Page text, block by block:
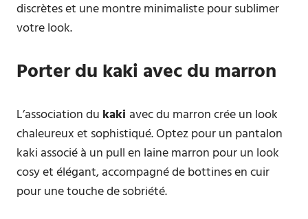
discrètes et une montre minimaliste pour sublimer
votre look.
Porter du kaki avec du marron
L’association du kaki avec du marron crée un look
chaleureux et sophistiqué. Optez pour un pantalon
kaki associé à un pull en laine marron pour un look
cosy et élégant, accompagné de bottines en cuir
pour une touche de sobriété.